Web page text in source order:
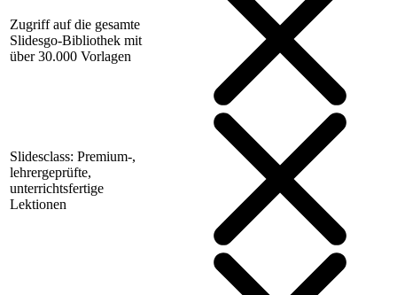
Zugriff auf die gesamte
Slidesgo-Bibliothek mit
über 30.000 Vorlagen
Slidesclass: Premium-,
lehrergeprüfte,
unterrichtsfertige
Lektionen